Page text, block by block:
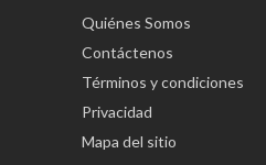
Quiénes Somos
Contáctenos
Términos y condiciones
Privacidad
Mapa del sitio